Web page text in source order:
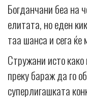
Богданчани беа на
елитата, но еден
таа шанса и сега
Стружани исто
преку бараж да го
суперлигашката